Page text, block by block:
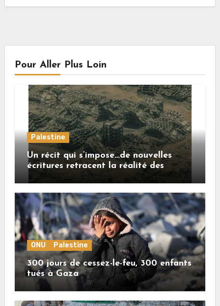
Pour Aller Plus Loin
Palestine
Un récit qui s’impose…de nouvelles
écritures retracent la réalité des
crimes sionistes à Gaza
ONU Palestine
300 jours de cessez-le-feu, 300 enfants
tués à Gaza